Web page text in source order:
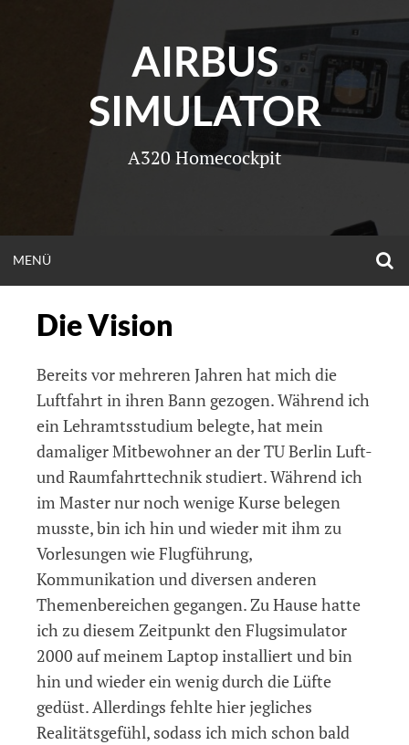
AIRBUS
SIMULATOR
A320 Homecockpit
MENÜ
Die Vision
Bereits vor mehreren Jahren hat mich die
Luftfahrt in ihren Bann gezogen. Während ich
ein Lehramtsstudium belegte, hat mein
damaliger Mitbewohner an der TU Berlin Luft-
und Raumfahrttechnik studiert. Während ich
im Master nur noch wenige Kurse belegen
musste, bin ich hin und wieder mit ihm zu
Vorlesungen wie Flugführung,
Kommunikation und diversen anderen
Themenbereichen gegangen. Zu Hause hatte
ich zu diesem Zeitpunkt den Flugsimulator
2000 auf meinem Laptop installiert und bin
hin und wieder ein wenig durch die Lüfte
gedüst. Allerdings fehlte hier jegliches
Realitätsgefühl, sodass ich mich schon bald